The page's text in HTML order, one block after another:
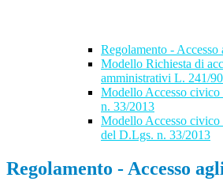
Regolamento - Accesso
Modello Richiesta di
amministrativi L. 241/90
Modello Accesso
n. 33/2013
Modello Accesso civico
del D.Lgs. n. 33/2013
Regolamento - Accesso